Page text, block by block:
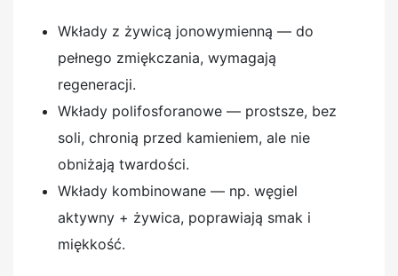
Wkłady z żywicą jonowymienną — do
pełnego zmiękczania, wymagają
regeneracji.
Wkłady polifosforanowe — prostsze, bez
soli, chronią przed kamieniem, ale nie
obniżają twardości.
Wkłady kombinowane — np. węgiel
aktywny + żywica, poprawiają smak i
miękkość.